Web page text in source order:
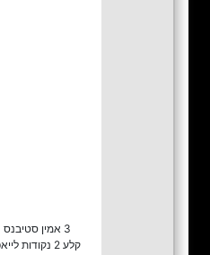
3 אמין סטיבנס
קלע 2 נקודות לייאפ